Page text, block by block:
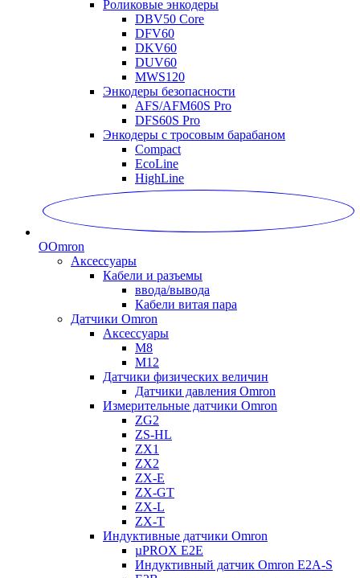
Роликовые энкодеры
DBV50 Core
DFV60
DKV60
DUV60
MWS120
Энкодеры безопасности
AFS/AFM60S Pro
DFS60S Pro
Энкодеры с тросовым барабаном
Compact
EcoLine
HighLine
OOmron
Аксессуары
Кабели и разъемы
ввода/вывода
Кабели витая пара
Датчики Omron
Аксессуары
M8
M12
Датчики физических величин
Датчики давления Omron
Измерительные датчики Omron
ZG2
ZS-HL
ZX1
ZX2
ZX-E
ZX-GT
ZX-L
ZX-T
Индуктивные датчики Omron
µPROX E2E
Индуктивный датчик Omron E2A-S